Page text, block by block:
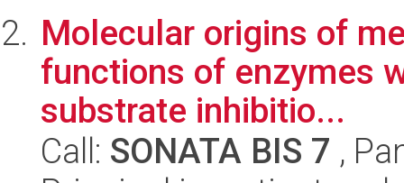
Molecular origins of
functions of enzymes
substrate inhibitio...
Call: SONATA BIS 7 ,